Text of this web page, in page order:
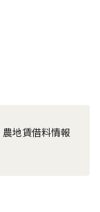
地賃借料情報